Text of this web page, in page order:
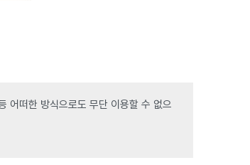
어떠한 방식으로도 무단 이용할 수 없으